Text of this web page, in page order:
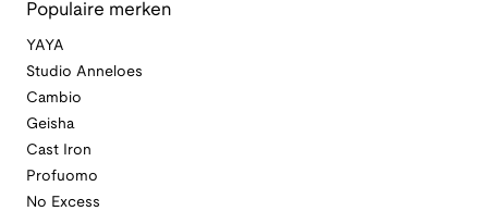
Populaire merken
YAYA
Studio Anneloes
Cambio
Geisha
Cast Iron
Profuomo
No Excess